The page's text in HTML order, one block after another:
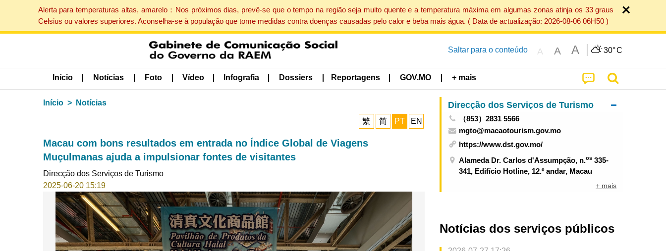
Alerta para temperaturas altas, amarelo：Nos próximos dias, prevê-se que o tempo na região seja muito quente e a temperatura máxima em algumas zonas atinja os 33 graus
Celsius ou valores superiores. Aconselha-se à população que tome medidas contra doenças causadas pelo calor e beba mais água. ( Data de actualização: 2026-08-06 06H50 )
Saltar para o conteúdo A A A 30°C
Início Notícias Foto Vídeo Infografia Dossiers Reportagens GOV.MO + mais
Início Notícias
繁 简 PT EN
Macau com bons resultados em entrada no Índice Global de Viagens
Muçulmanas ajuda a impulsionar fontes de visitantes
Direcção dos Serviços de Turismo
2025-06-20 15:19
Direcção dos Serviços de Turismo
（853）2831 5566
mgto@macaotourism.gov.mo
https://www.dst.gov.mo/
Alameda Dr. Carlos d'Assumpção, n.os 335-
341, Edifício Hotline, 12.º andar, Macau
+ mais
Notícias dos serviços públicos